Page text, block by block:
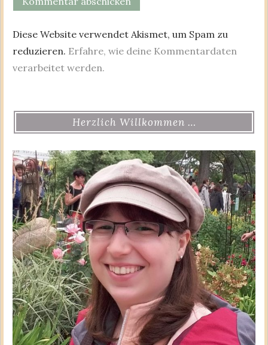
Diese Website verwendet Akismet, um Spam zu
reduzieren. Erfahre, wie deine Kommentardaten
verarbeitet werden.
Herzlich Willkommen …